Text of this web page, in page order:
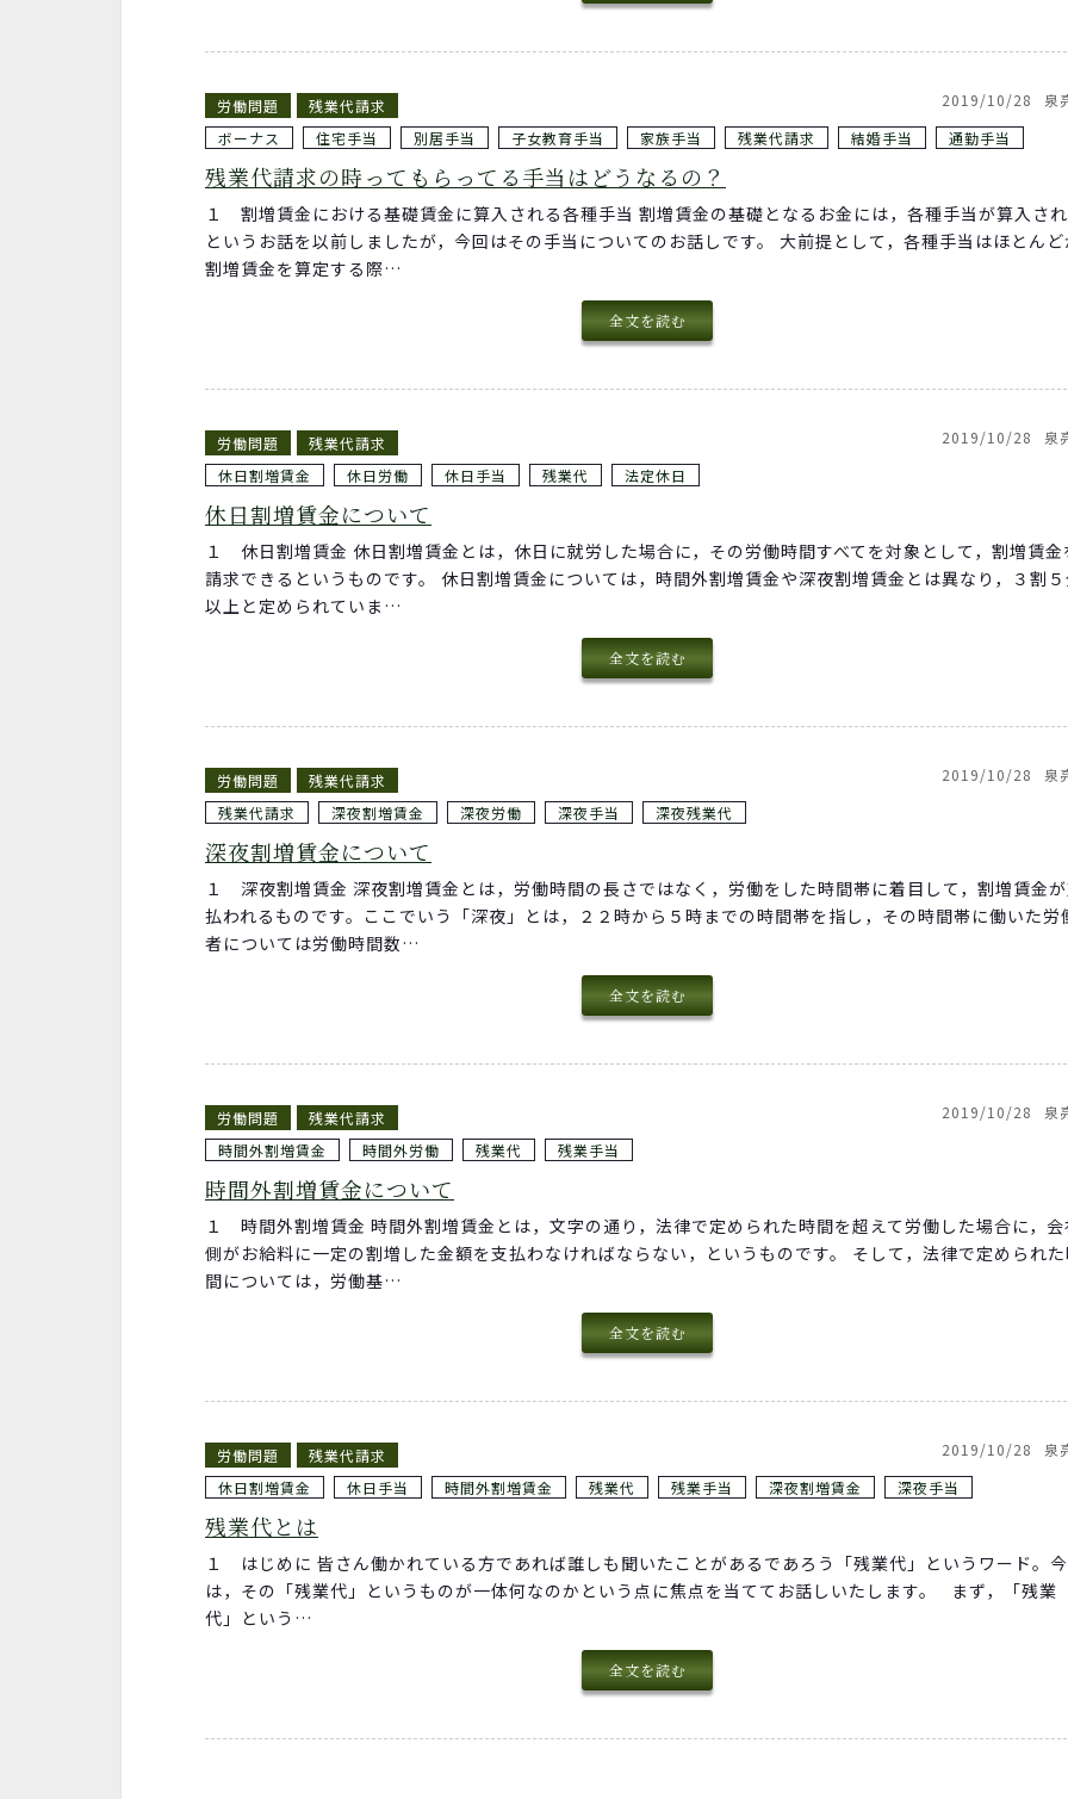
労働問題 残業代請求 2019/10/28
泉
ボーナス
住宅手当 別居手当 子女教育手当 家族手当 残業代請求 結婚手当 通勤手当
残業代請求の時ってもらってる手当はどうなるの？
１ 割増賃金における基礎賃金に算入される各種手当 割増賃金の基礎となるお金には，各種手当が算入さ
というお話を以前しましたが，今回はその手当についてのお話しです。 大前提として，各種手当はほとんど
割増賃金を算定する際…
全文を読む
労働問題 残業代請求 2019/10/28
泉
休日割増賃金
休日労働 休日手当 残業代 法定休日
休日割増賃金について
１ 休日割増賃金 休日割増賃金とは，休日に就労した場合に，その労働時間すべてを対象として，割増賃金
請求できるというものです。 休日割増賃金については，時間外割増賃金や深夜割増賃金とは異なり，３割
以上と定められていま…
全文を読む
労働問題 残業代請求 2019/10/28
泉
残業代請求
深夜割増賃金 深夜労働 深夜手当 深夜残業代
深夜割増賃金について
１ 深夜割増賃金 深夜割増賃金とは，労働時間の長さではなく，労働をした時間帯に着目して，割増賃金
払われるものです。ここでいう「深夜」とは，２２時から５時までの時間帯を指し，その時間帯に働いた労
者については労働時間数…
全文を読む
労働問題 残業代請求 2019/10/28
泉
時間外割増賃金
時間外労働 残業代 残業手当
時間外割増賃金について
１ 時間外割増賃金 時間外割増賃金とは，文字の通り，法律で定められた時間を超えて労働した場合に，会
側がお給料に一定の割増した金額を支払わなければならない，というものです。 そして，法律で定められ
間については，労働基…
全文を読む
労働問題 残業代請求 2019/10/28
泉
休日割増賃金
休日手当 時間外割増賃金 残業代 残業手当 深夜割増賃金 深夜手当
残業代とは
１ はじめに 皆さん働かれている方であれば誰しも聞いたことがあるであろう「残業代」というワード。
は，その「残業代」というものが一体何なのかという点に焦点を当ててお話しいたします。 まず，「残業
代」という…
全文を読む